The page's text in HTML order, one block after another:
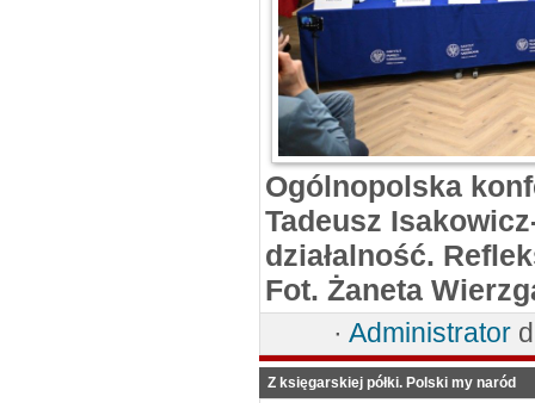
Ogólnopolska
Tadeusz
działalność.
Fot. Żaneta
· Administrator
Z księgarskiej półki. Polski my naród